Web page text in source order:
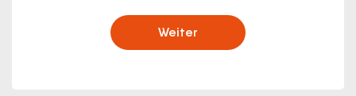
Weiter